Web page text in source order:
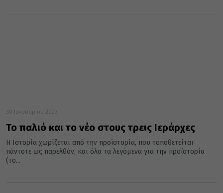
30 Ιανουαρίου 2023
Το παλιό και το νέο στους τρεις Ιεράρχες
Η Ιστορία χωρίζεται από την προϊστορία, που τοποθετείται
πάντοτε ως παρελθόν, και όλα τα λεγόμενα για την προϊστορία
(το...